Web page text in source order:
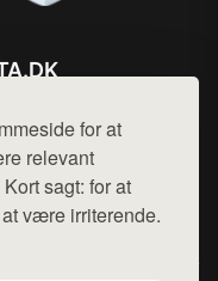
for at
relevant
sagt: for at
være irriterende.
hej@want.dk
og privatlivspolitik